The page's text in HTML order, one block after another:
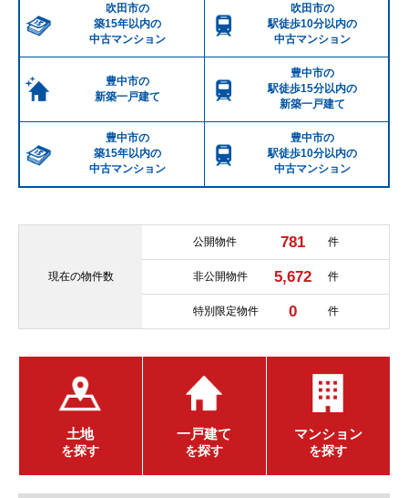
吹田市の
築15年以内の
中古マンション
吹田市の
駅徒歩10分以内の
中古マンション
豊中市の
新築一戸建て
豊中市の
駅徒歩15分以内の
新築一戸建て
豊中市の
築15年以内の
中古マンション
豊中市の
駅徒歩10分以内の
中古マンション
現在の物件数
公開物件 781 件
非公開物件 5,672 件
特別限定物件 0 件
土地
を探す
一戸建て
を探す
マンション
を探す